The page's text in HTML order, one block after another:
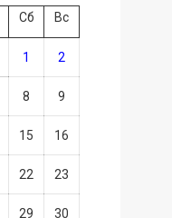
Сб Вс
1 2
8 9
15 16
22 23
29 30